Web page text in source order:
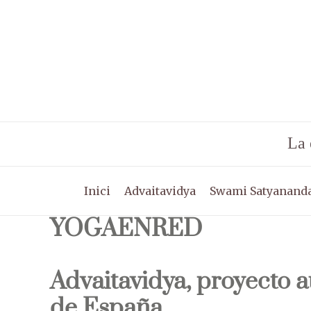
La
Inici Advaitavidya Swami
YOGAENRED
Advaitavidya, proyecto